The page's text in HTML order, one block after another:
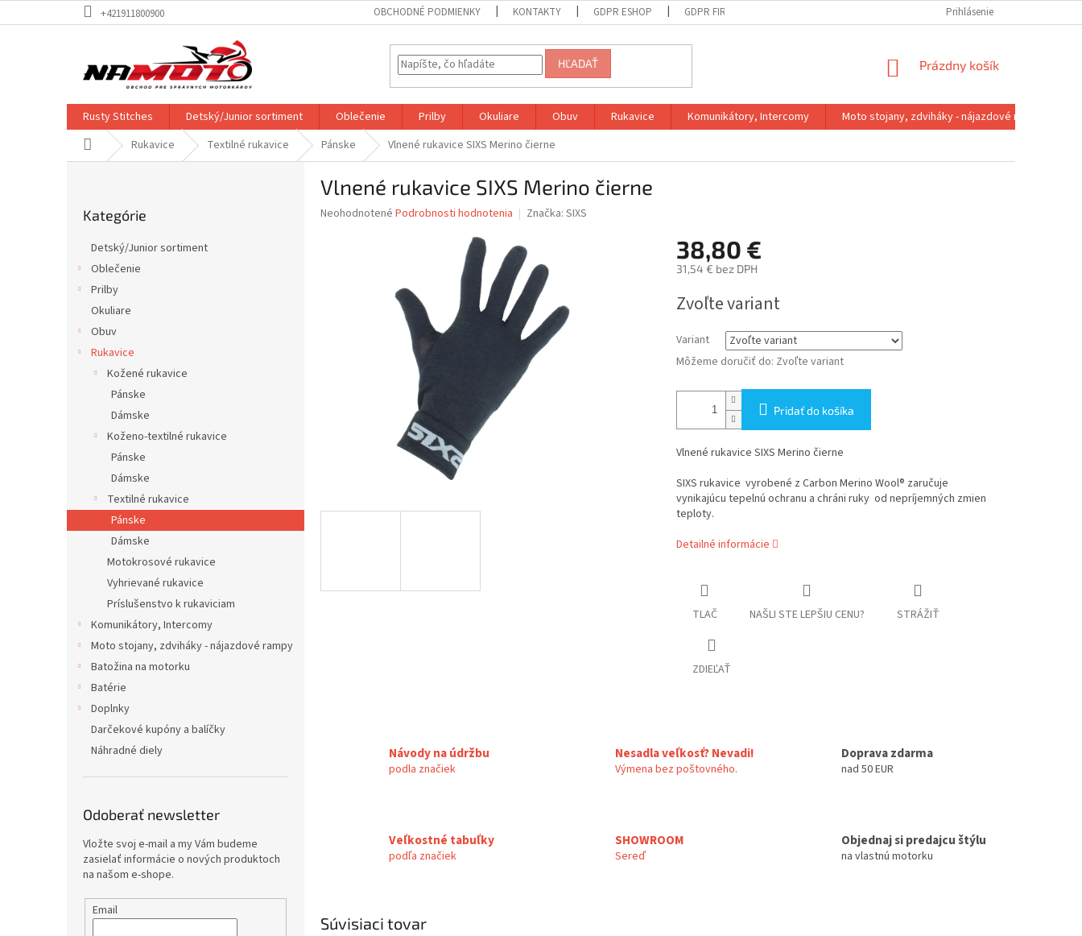
na
+421911800900 OBCHODNÉ PODMIENKY KONTAKTY GDPR ESHOP GDPR FIRMA VÝMENA VEĽKOSTI
Prihlásenie
HĽADAŤ
NÁKUPNÝ
Prázdny košík
Rusty Stitches Detský/Junior sortiment Oblečenie Prilby Okuliare Obuv Rukavice Komunikátory, Intercomy Moto stojany, zdviháky - nájazdové rampy
DomovRukavice Textilné rukavice Pánske Vlnené rukavice SIXS Merino čierne
kategórie
Kategórie
Detský/Junior sortiment
Oblečenie
Prilby
Okuliare
Obuv
Rukavice
Kožené rukavice
Pánske
Dámske
Koženo-textilné rukavice
Pánske
Dámske
Textilné rukavice
Pánske
Dámske
Motokrosové rukavice
Vyhrievané rukavice
Príslušenstvo k rukaviciam
Komunikátory, Intercomy
Moto stojany, zdviháky - nájazdové rampy
Batožina na motorku
Batérie
Doplnky
Darčekové kupóny a balíčky
Náhradné diely
Odoberať newsletter
Vložte svoj e-mail a my Vám budeme
zasielať informácie o nových produktoch
na našom e-shope.
Email
Vlnené rukavice SIXS Merino čierne
Priemerné
Neohodnotené Podrobnosti hodnotenia Značka: SIXS
38,80 €
31,54 € bez DPH
cena:
Zvoľte variant
Variant
Môžeme doručiť do: Zvoľte variant
Pridať do košíka
Vlnené rukavice SIXS Merino čierne
SIXS rukavice vyrobené z Carbon Merino Wool® zaručuje
vynikajúcu tepelnú ochranu a chráni ruky od nepríjemných zmien
teploty.
Detailné informácie
TLAČ NAŠLI STE LEPŠIU CENU? STRÁŽIŤ
ZDIEĽAŤ
Návody na údržbu
podla značiek
Nesadla veľkosť? Nevadi!
Výmena bez poštovného.
Doprava zdarma
nad 50 EUR
Veľkostné tabuľky
podľa značiek
SHOWROOM
Sereď
Objednaj si predajcu štýlu
na vlastnú motorku
Súvisiaci tovar